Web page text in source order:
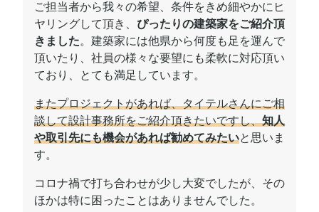
ご担当者から我々の希望、条件をきめ細やかにヒ
ヤリングして頂き、 ぴったりの建築家をご紹介頂
きました。建築家には他県から何度も足を運んで
頂いたり、社員の様々な要望にも柔軟に対応頂い
ており、とても満足しています。
またプロジェクトがあれば、タイテルさんにご相
談して設計事務所をご紹介頂きたいですし、知人
や取引先にも機会があれば勧めてみたいと思いま
す。
コロナ禍で打ち合わせが少し大変でしたが、その
ほかは特に困ったことはありませんでした。